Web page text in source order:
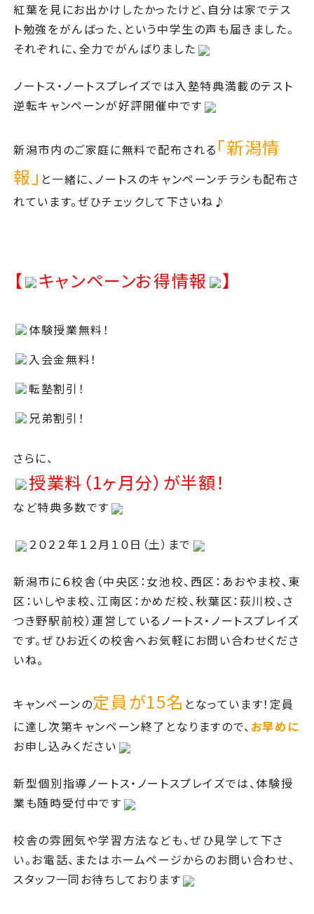
紅葉を見にお出かけしたかったけど、自分は家でテス
ト勉強をがんばった、という中学生の声も届きました。
それぞれに、全力でがんばりました
ノートス・ノートスプレイズでは入塾特典満載のテスト
逆転キャンペーンが好評開催中です
新潟市内のご家庭に無料で配布される 「新潟情
報」 と一緒に、ノートスのキャンペーンチラシも配布さ
れています。ぜひチェックして下さいね♪
【 キャンペーンお得情報 】
体験授業無料！
入会金無料！
転塾割引！
兄弟割引！
さらに、
授業料（1ヶ月分）が半額！
など特典多数です
２０２２年１２月１０日（土）まで
新潟市に６校舎（中央区：女池校、西区：あおやま校、東
区：いしやま校、江南区：かめだ校、秋葉区：荻川校、さ
つき野駅前校）運営しているノートス・ノートスプレイズ
です。ぜひお近くの校舎へお気軽にお問い合わせくださ
いね。
キャンペーンの定員が15名 となっています！定員
に達し次第キャンペーン終了となりますので、 お早めに
お申し込みください
新型個別指導ノートス・ノートスプレイズでは、体験授
業も随時受付中です
校舎の雰囲気や学習方法なども、ぜひ見学して下さ
い。お電話、またはホームページからのお問い合わせ、
スタッフ一同お待ちしております